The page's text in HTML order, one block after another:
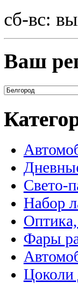
сб-вс:
Ваш
Свето-
Набор
Фары
Цоколи